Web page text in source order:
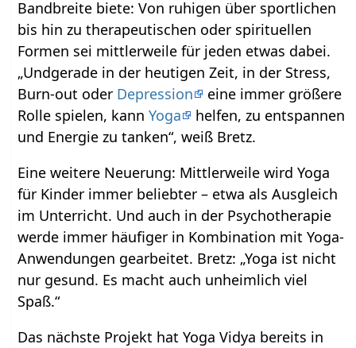
Bandbreite biete: Von ruhigen über sportlichen
bis hin zu therapeutischen oder spirituellen
Formen sei mittlerweile für jeden etwas dabei.
„Undgerade in der heutigen Zeit, in der Stress,
Burn-out oder Depression
eine immer größere
Rolle spielen, kannYoga
helfen, zu entspannen
und Energie zu tanken“, weiß Bretz.
Eine weitere Neuerung: Mittlerweile wird Yoga
für Kinder immer beliebter – etwa als Ausgleich
im Unterricht. Und auch in der Psychotherapie
werde immer häufiger in Kombination mit Yoga-
Anwendungen gearbeitet. Bretz: „Yoga ist nicht
nur gesund. Es macht auch unheimlich viel
Spaß.“
Das nächste Projekt hat Yoga Vidya bereits in